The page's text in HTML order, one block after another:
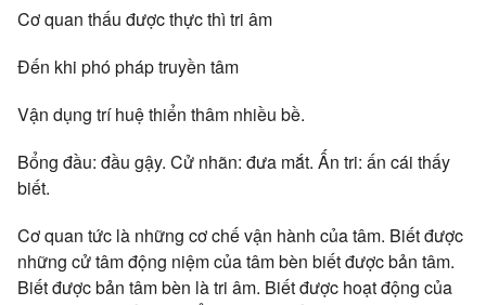
Cơ quan thấu được thực thì tri âm
Đến khi phó pháp truyền tâm
Vận dụng trí huệ thiển thâm nhiều bề.
Bổng đầu: đầu gậy. Cử nhãn: đưa mắt. Ấn tri: ấn cái thấy
biết.
Cơ quan tức là những cơ chế vận hành của tâm. Biết được
những cử tâm động niệm của tâm bèn biết được bản tâm.
Biết được bản tâm bèn là tri âm. Biết được hoạt động của